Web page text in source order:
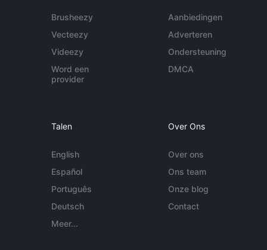
Brusheezy
Vecteezy
Videezy
Word een
provider
Aanbiedingen
Adverteren
Ondersteuning
DMCA
Talen
English
Español
Português
Deutsch
Meer...
Over Ons
Over ons
Ons team
Onze blog
Contact